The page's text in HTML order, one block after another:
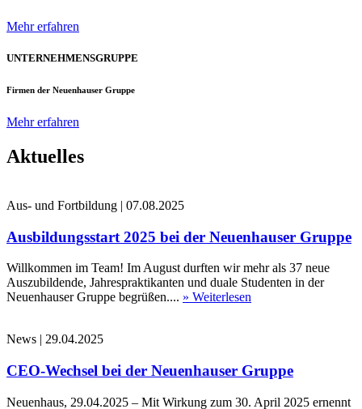
Mehr erfahren
UNTERNEHMENSGRUPPE
Firmen der Neuenhauser Gruppe
Mehr erfahren
Aktuelles
Aus- und Fortbildung | 07.08.2025
Ausbildungsstart 2025 bei der Neuenhauser Gruppe
Willkommen im Team! Im August durften wir mehr als 37 neue
Auszubildende, Jahrespraktikanten und duale Studenten in der
Neuenhauser Gruppe begrüßen.... » Weiterlesen
News | 29.04.2025
CEO-Wechsel bei der Neuenhauser Gruppe
Neuenhaus, 29.04.2025 – Mit Wirkung zum 30. April 2025 ernennt